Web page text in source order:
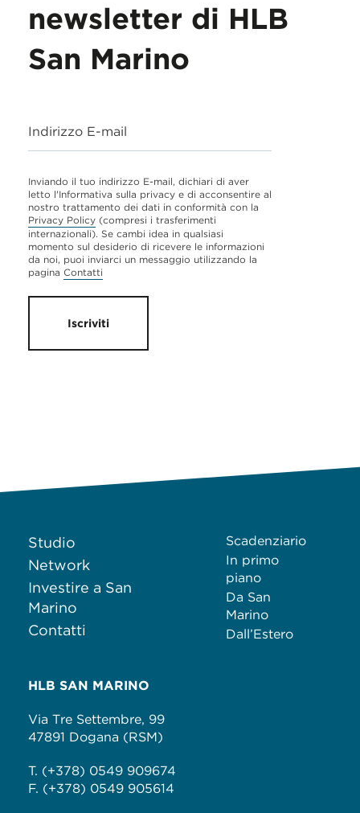
newsletter di HLB
San Marino
Indirizzo E-mail
Inviando il tuo indirizzo E-mail, dichiari di aver
letto l'Informativa sulla privacy e di acconsentire al
nostro trattamento dei dati in conformità con la
Privacy Policy (compresi i trasferimenti
internazionali). Se cambi idea in qualsiasi
momento sul desiderio di ricevere le informazioni
da noi, puoi inviarci un messaggio utilizzando la
pagina Contatti
Iscriviti
Studio
Network
Investire a San
Marino
Contatti
Scadenziario
In primo
piano
Da San
Marino
Dall’Estero
HLB SAN MARINO
Via Tre Settembre, 99
47891 Dogana (RSM)
T. (+378) 0549 909674
F. (+378) 0549 905614